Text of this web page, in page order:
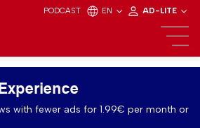
PODCAST EN AD-LITE
with fewer ads for 1.99€ per month or